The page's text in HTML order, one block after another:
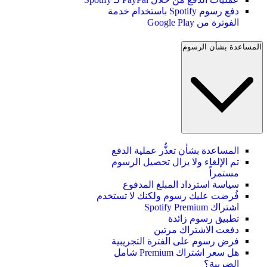
دفع رسوم Spotify باستخدام خدمة
الفوترة من Google Play
المساعدة بشأن الرسوم
المساعدة بشأن تعذُّر عملية الدفع
تم الإلغاء ولا يزال تحصيل الرسوم
مستمراً
سياسة استرداد المبلغ المدفوع
فُرضت عليك رسوم ولكنك لا تستخدم
اشتراك Spotify Premium
تطبيق رسوم زائدة
دفعت الاشتراك مرتين
فرض رسوم على الفترة التجريبية
هل سعر اشتراك Premium شامل
الضريبة؟